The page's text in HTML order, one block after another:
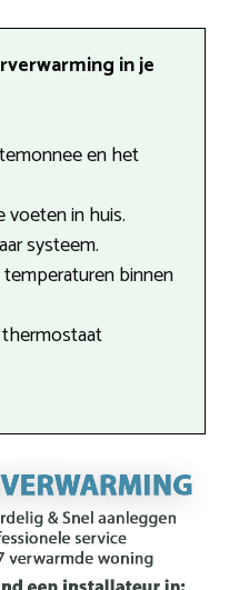
in je
en het
in huis.
systeem.
binnen